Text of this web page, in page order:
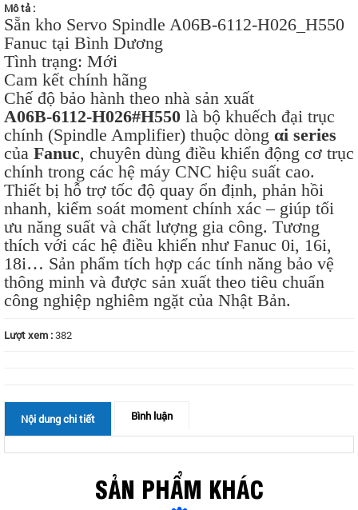
Mô tả :
Sẵn kho Servo Spindle A06B-6112-H026_H550
Fanuc tại Bình Dương
Tình trạng: Mới
Cam kết chính hãng
Chế độ bảo hành theo nhà sản xuất
A06B-6112-H026#H550 là bộ khuếch đại trục
chính (Spindle Amplifier) thuộc dòng αi series
của Fanuc, chuyên dùng điều khiển động cơ trục
chính trong các hệ máy CNC hiệu suất cao.
Thiết bị hỗ trợ tốc độ quay ổn định, phản hồi
nhanh, kiểm soát moment chính xác – giúp tối
ưu năng suất và chất lượng gia công. Tương
thích với các hệ điều khiển như Fanuc 0i, 16i,
18i… Sản phẩm tích hợp các tính năng bảo vệ
thông minh và được sản xuất theo tiêu chuẩn
công nghiệp nghiêm ngặt của Nhật Bản.
Lượt xem :382
Nội dung chi tiết Bình luận
SẢN PHẨM KHÁC